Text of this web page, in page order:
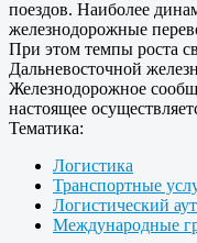
поездов. Наиболее
железнодорожные
При этом темпы роста
Дальневосточной
Железнодорожное
настоящее
Тематика:
Логистика
Транспортные
Логистический
Международные